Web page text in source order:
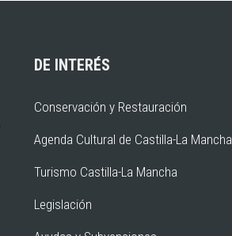
DE INTERÉS
Conservación y Restauración
Agenda Cultural de Castilla-La Mancha
Turismo Castilla-La Mancha
Legislación